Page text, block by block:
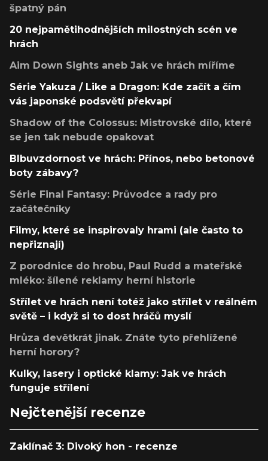
špatný pán
20 nejpamětihodnějších milostných scén ve
hrách
Aim Down Sights aneb Jak ve hrách míříme
Série Yakuza / Like a Dragon: Kde začít a čím
vás japonské podsvětí překvapí
Shadow of the Colossus: Mistrovské dílo, které
se jen tak nebude opakovat
Blbuvzdornost ve hrách: Přínos, nebo betonové
boty zábavy?
Série Final Fantasy: Průvodce a rady pro
začátečníky
Filmy, které se inspirovaly hrami (ale často to
nepřiznají)
Z porodnice do hrobu, Paul Rudd a mateřské
mléko: šílené reklamy herní historie
Střílet ve hrách není totéž jako střílet v reálném
světě – i když si to dost hráčů myslí
Hrůza devětkrát jinak. Znáte tyto přehlížené
herní horory?
Kulky, lasery i optické klamy: Jak ve hrách
funguje střílení
Nejčtenější recenze
Zaklínač 3: Divoký hon - recenze